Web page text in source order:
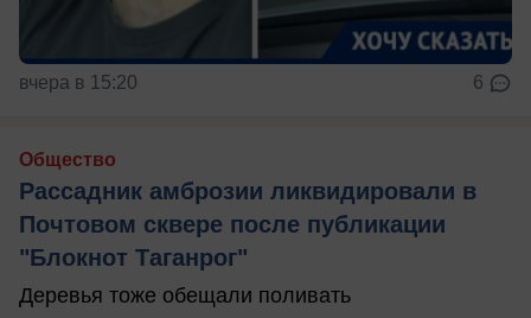
вчера в 15:20 6
Общество
Рассадник амброзии ликвидировали в
Почтовом сквере после публикации
"Блокнот Таганрог"
Деревья тоже обещали поливать